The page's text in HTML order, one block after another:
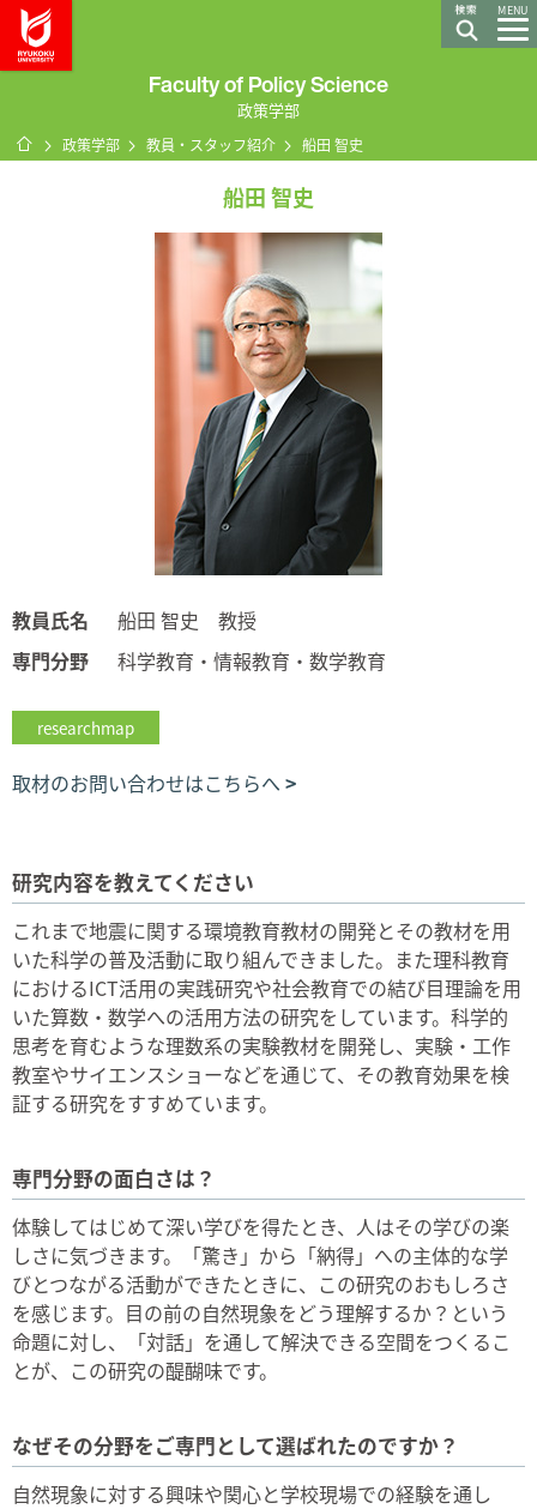
MENU
Faculty of Policy Science
政策学部
ホーム
政策学部 教員・スタッフ紹介 船田 智史
船田 智史
教員氏名
船田 智史 教授
専門分野
科学教育・情報教育・数学教育
researchmap
取材のお問い合わせはこちらへ
研究内容を教えてください
これまで地震に関する環境教育教材の開発とその教材を用
いた科学の普及活動に取り組んできました。また理科教育
におけるICT活用の実践研究や社会教育での結び目理論を用
いた算数・数学への活用方法の研究をしています。科学的
思考を育むような理数系の実験教材を開発し、実験・工作
教室やサイエンスショーなどを通じて、その教育効果を検
証する研究をすすめています。
専門分野の面白さは？
体験してはじめて深い学びを得たとき、人はその学びの楽
しさに気づきます。「驚き」から「納得」への主体的な学
びとつながる活動ができたときに、この研究のおもしろさ
を感じます。目の前の自然現象をどう理解するか？という
命題に対し、「対話」を通して解決できる空間をつくるこ
とが、この研究の醍醐味です。
なぜその分野をご専門として選ばれたのですか？
自然現象に対する興味や関心と学校現場での経験を通し